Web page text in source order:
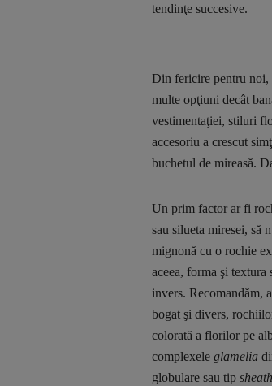
tendinţe succesive.
Din fericire pentru noi,
multe opţiuni decât
vestimentaţiei, stiluri
accesoriu a crescut
buchetul de mireasă.
Un prim factor ar fi
sau silueta miresei, să
mignonă cu o rochie
aceea, forma şi textura
invers. Recomandăm,
bogat şi divers,
colorată a florilor pe
complexele glamelia
globulare sau tip sheath